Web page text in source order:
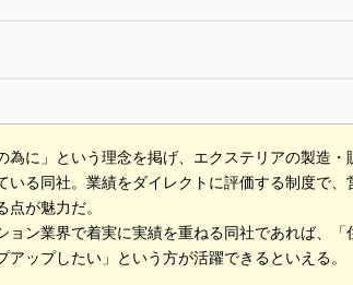
為に」という理念を掲げ、エクステリアの製造
いる同社。業績をダイレクトに評価する制度で
が魅力だ。
ョン業界で着実に実績を重ねる同社であれば、
ップしたい」という方が活躍できるといえる。